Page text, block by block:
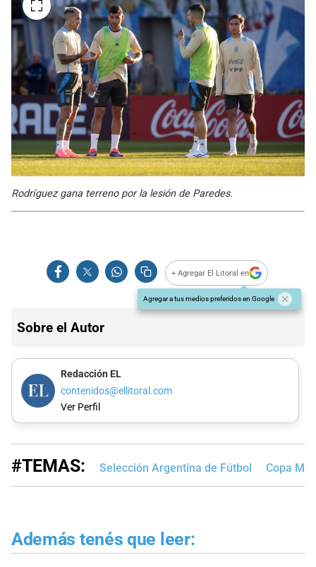
Rodríguez gana terreno por la lesión de Paredes.
+ Agregar El Litoral en
Agregar a tus medios preferidos en Google
Sobre el Autor
Redacción EL
contenidos@ellitoral.com
Ver Perfil
#TEMAS: Selección Argentina de Fútbol Copa
Además tenés que leer: